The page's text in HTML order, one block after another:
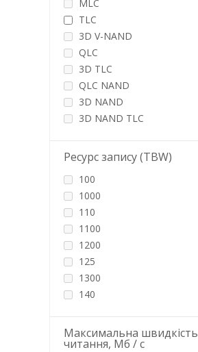
WD
Western Digital
Wibrand
MLC
TLC
3D V-NAND
QLC
3D TLC
QLC NAND
3D NAND
3D NAND TLC
Ресурс запису (TBW)
100
1000
110
1100
1200
125
1300
140
150
Максимальна швидкість
читання, Мб / с